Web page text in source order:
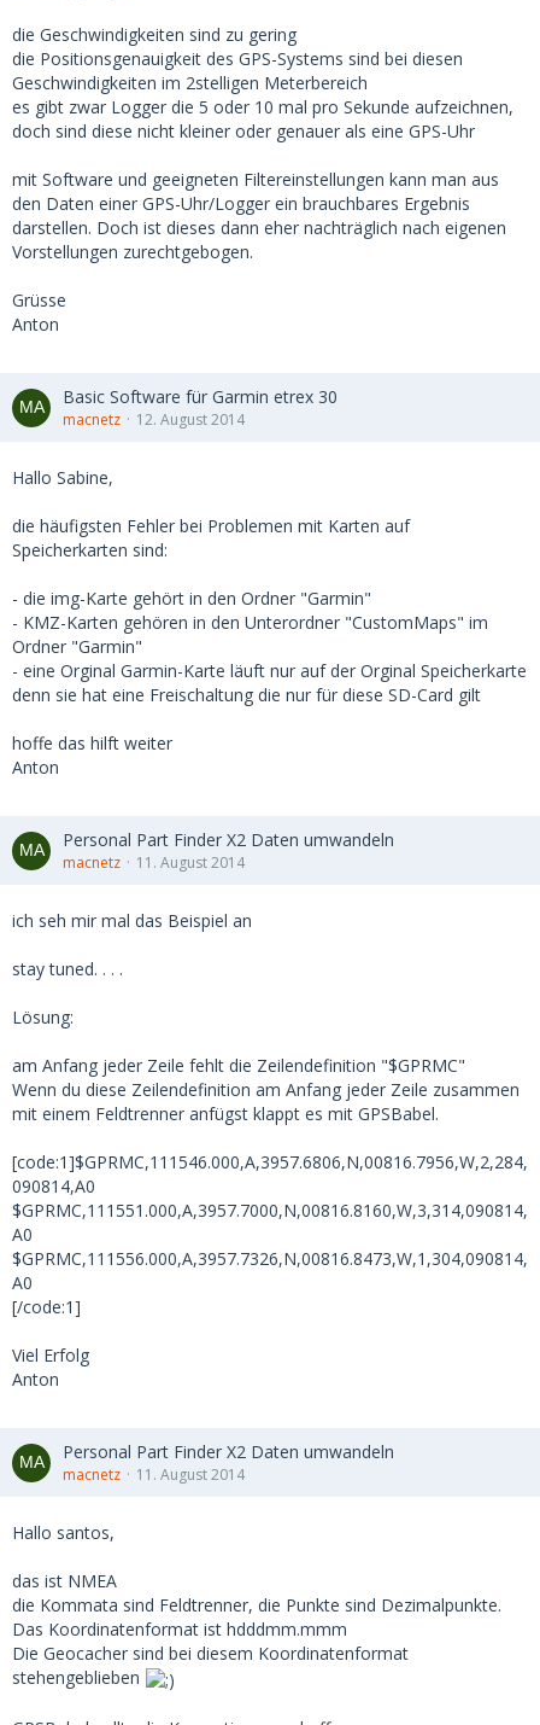
die Geschwindigkeiten sind zu gering
die Positionsgenauigkeit des GPS-Systems sind bei diesen
Geschwindigkeiten im 2stelligen Meterbereich
es gibt zwar Logger die 5 oder 10 mal pro Sekunde aufzeichnen,
doch sind diese nicht kleiner oder genauer als eine GPS-Uhr
mit Software und geeigneten Filtereinstellungen kann man aus
den Daten einer GPS-Uhr/Logger ein brauchbares Ergebnis
darstellen. Doch ist dieses dann eher nachträglich nach eigenen
Vorstellungen zurechtgebogen.
Grüsse
Anton
Basic Software für Garmin etrex 30
macnetz 12. August 2014
Hallo Sabine,
die häufigsten Fehler bei Problemen mit Karten auf
Speicherkarten sind:
- die img-Karte gehört in den Ordner "Garmin"
- KMZ-Karten gehören in den Unterordner "CustomMaps" im
Ordner "Garmin"
- eine Orginal Garmin-Karte läuft nur auf der Orginal Speicherkarte
denn sie hat eine Freischaltung die nur für diese SD-Card gilt
hoffe das hilft weiter
Anton
Personal Part Finder X2 Daten umwandeln
macnetz 11. August 2014
ich seh mir mal das Beispiel an
stay tuned. . . .
Lösung:
am Anfang jeder Zeile fehlt die Zeilendefinition "$GPRMC"
Wenn du diese Zeilendefinition am Anfang jeder Zeile zusammen
mit einem Feldtrenner anfügst klappt es mit GPSBabel.
[code:1]$GPRMC,111546.000,A,3957.6806,N,00816.7956,W,2,284,
090814,A0
$GPRMC,111551.000,A,3957.7000,N,00816.8160,W,3,314,090814,
A0
$GPRMC,111556.000,A,3957.7326,N,00816.8473,W,1,304,090814,
A0
[/code:1]
Viel Erfolg
Anton
Personal Part Finder X2 Daten umwandeln
macnetz 11. August 2014
Hallo santos,
das ist NMEA
die Kommata sind Feldtrenner, die Punkte sind Dezimalpunkte.
Das Koordinatenformat ist hdddmm.mmm
Die Geocacher sind bei diesem Koordinatenformat
stehengeblieben